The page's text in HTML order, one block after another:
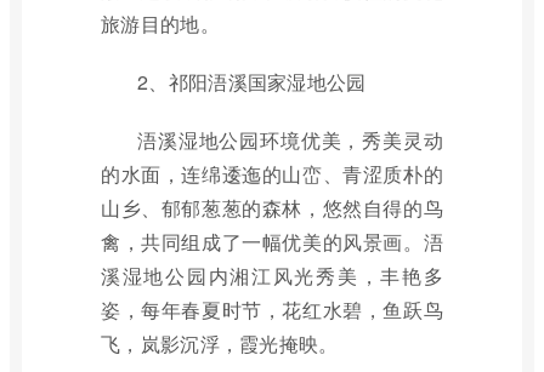
旅游目的地。
2、祁阳浯溪国家湿地公园
浯溪湿地公园环境优美，秀美灵动
的水面，连绵逶迤的山峦、青涩质朴的
山乡、郁郁葱葱的森林，悠然自得的鸟
禽，共同组成了一幅优美的风景画。浯
溪湿地公园内湘江风光秀美，丰艳多
姿，每年春夏时节，花红水碧，鱼跃鸟
飞，岚影沉浮，霞光掩映。